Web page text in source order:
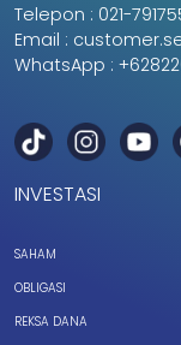
Telepon : 021-
Email :
WhatsApp :
INVESTASI
SAHAM
OBLIGASI
REKSA DANA